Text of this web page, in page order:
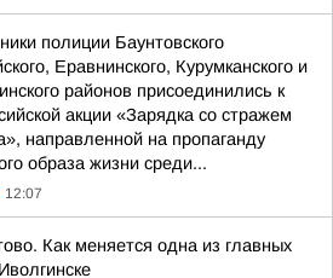
полиции Бaунтовского
Еравнинского, Курумканского и
районов присоединились к
акции «Зарядка со стражем
направленной на пропаганду
образа жизни среди...
12:07
Как меняется одна из главных